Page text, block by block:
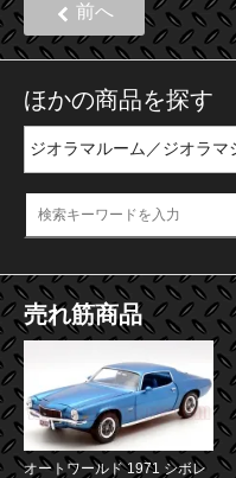
前へ
ほかの商品を探す
売れ筋商品
オートワールド 1971 シボレ